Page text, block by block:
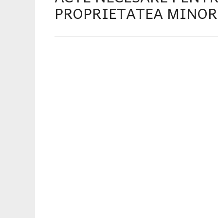
PROPRIETATEA